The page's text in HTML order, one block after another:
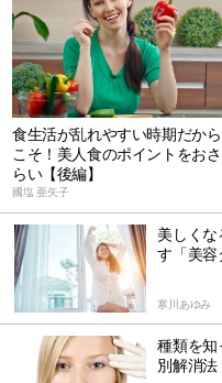
食生活が乱れやすい時期だから
こそ！美人食のポイントをおさ
らい【後編】
國塩 亜矢子
美しくな
す「美容
寒川あゆみ
種類を知
別解消法